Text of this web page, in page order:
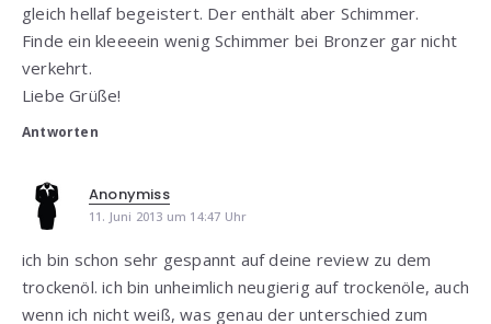
gleich hellaf begeistert. Der enthält aber Schimmer.
Finde ein kleeeein wenig Schimmer bei Bronzer gar nicht
verkehrt.
Liebe Grüße!
Antworten
Anonymiss
11. Juni 2013 um 14:47 Uhr
ich bin schon sehr gespannt auf deine review zu dem
trockenöl. ich bin unheimlich neugierig auf trockenöle, auch
wenn ich nicht weiß, was genau der unterschied zum